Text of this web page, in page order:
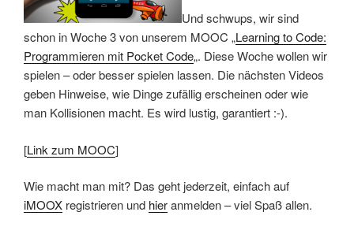
Und schwups, wir sind
schon in Woche 3 von unserem MOOC „Learning to Code:
Programmieren mit Pocket Code„. Diese Woche wollen wir
spielen – oder besser spielen lassen. Die nächsten Videos
geben Hinweise, wie Dinge zufällig erscheinen oder wie
man Kollisionen macht. Es wird lustig, garantiert :-).
[Link zum MOOC]
Wie macht man mit? Das geht jederzeit, einfach auf
iMOOX registrieren und hieranmelden – viel Spaß allen.